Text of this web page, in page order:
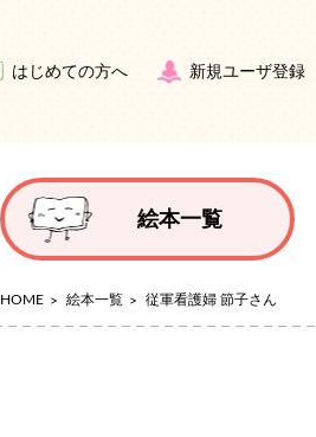
はじめての方へ 新規ユーザ登録
絵本一覧
HOME 絵本一覧 従軍看護婦 節子さん